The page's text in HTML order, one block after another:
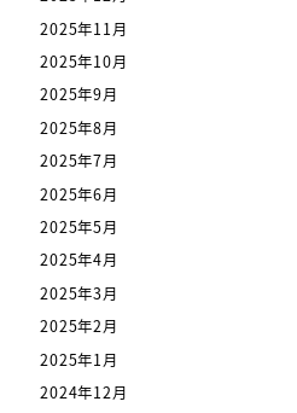
2025年11月
2025年10月
2025年9月
2025年8月
2025年7月
2025年6月
2025年5月
2025年4月
2025年3月
2025年2月
2025年1月
2024年12月